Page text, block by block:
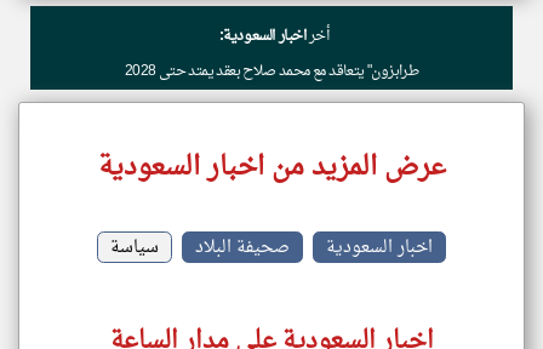
أخراخبار السعودية:
طرابزون" يتعاقد مع محمد صلاح بعقد يمتد حتى 2028
عرض المزيد من اخبار السعودية
اخبار السعودية صحيفة البلاد سياسة